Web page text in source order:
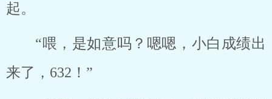
起。
“喂，是如意吗？嗯嗯，小白成绩出
来了，632！”